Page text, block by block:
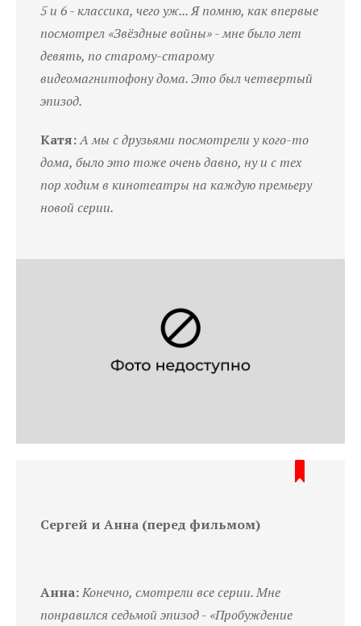
5 и 6 - классика, чего уж... Я помню, как впервые
посмотрел «Звёздные войны» - мне было лет
девять, по старому-старому
видеомагнитофону дома. Это был четвертый
эпизод.
Катя:А мы с друзьями посмотрели у кого-то
дома, было это тоже очень давно, ну и с тех
пор ходим в кинотеатры на каждую премьеру
новой серии.
Сергей и Анна (перед фильмом)
Анна:Конечно, смотрели все серии. Мне
понравился седьмой эпизод - «Пробуждение